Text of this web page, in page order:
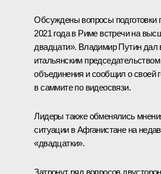
Обсуждены вопросы подготовки
2021 года в Риме встречи на
двадцати». Владимир Путин дал
итальянским
объединения и сообщил о своей
в саммите по видеосвязи.
Лидеры также обменялись
ситуации в Афганистане на
«двадцатки».
Затронут ряд вопросов